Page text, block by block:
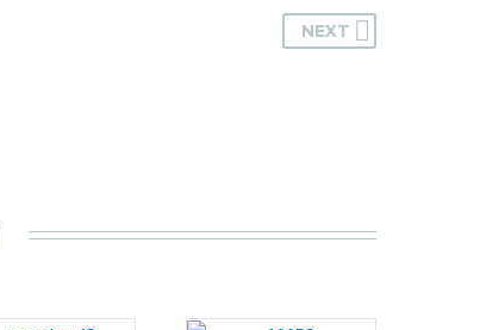
NEXT